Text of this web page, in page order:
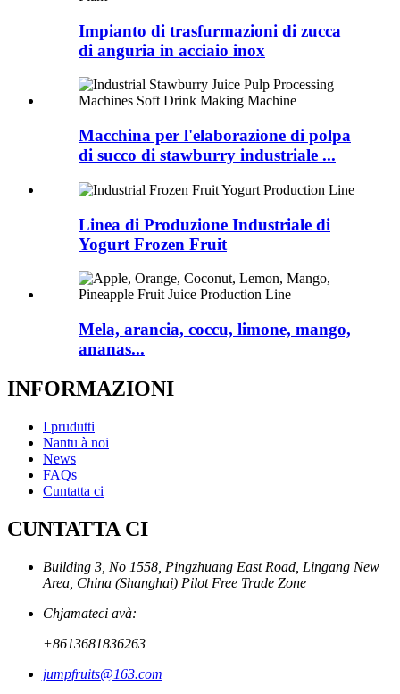
Impianto di trasfurmazioni di zucca
di anguria in acciaio inox
Macchina per l'elaborazione di polpa
di succo di stawburry industriale ...
Linea di Produzione Industriale di
Yogurt Frozen Fruit
Mela, arancia, coccu, limone, mango,
ananas...
INFORMAZIONI
I prudutti
Nantu à noi
News
FAQs
Cuntatta ci
CUNTATTA CI
Building 3, No 1558, Pingzhuang East Road, Lingang New
Area, China (Shanghai) Pilot Free Trade Zone
Chjamateci avà:
+8613681836263
jumpfruits@163.com